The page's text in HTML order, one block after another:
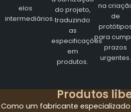
elos
intermediários.
do projeto,
traduzindo
as
especificações
em
produtos.
na
de
para
prazos
urgentes.
Produtos
Como um fabricante